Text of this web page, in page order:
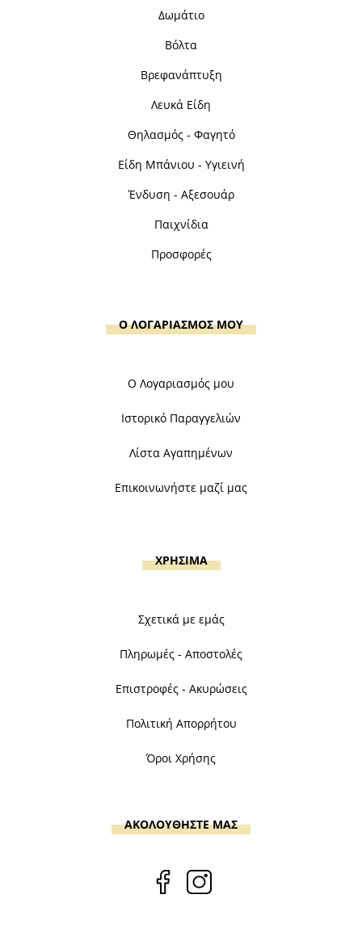
Δωμάτιο
Βόλτα
Βρεφανάπτυξη
Λευκά Είδη
Θηλασμός - Φαγητό
Είδη Μπάνιου - Υγιεινή
Ένδυση - Αξεσουάρ
Παιχνίδια
Προσφορές
Ο ΛΟΓΑΡΙΑΣΜΟΣ ΜΟΥ
Ο Λογαριασμός μου
Ιστορικό Παραγγελιών
Λίστα Αγαπημένων
Επικοινωνήστε μαζί μας
ΧΡΗΣΙΜΑ
Σχετικά με εμάς
Πληρωμές - Αποστολές
Επιστροφές - Ακυρώσεις
Πολιτική Απορρήτου
Όροι Χρήσης
ΑΚΟΛΟΥΘΗΣΤΕ ΜΑΣ